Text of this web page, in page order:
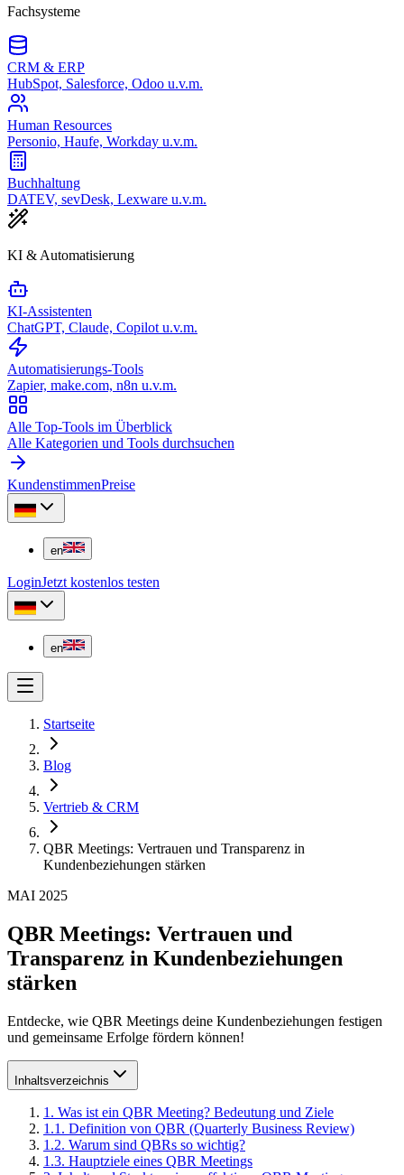
Fachsysteme
CRM & ERP
HubSpot, Salesforce, Odoo u.v.m.
Human Resources
Personio, Haufe, Workday u.v.m.
Buchhaltung
DATEV, sevDesk, Lexware u.v.m.
KI & Automatisierung
KI-Assistenten
ChatGPT, Claude, Copilot u.v.m.
Automatisierungs-Tools
Zapier, make.com, n8n u.v.m.
Alle Top-Tools im Überblick
Alle Kategorien und Tools durchsuchen
KundenstimmenPreise
en
LoginJetzt kostenlos testen
en
Startseite
Blog
Vertrieb & CRM
QBR Meetings: Vertrauen und Transparenz in
Kundenbeziehungen stärken
MAI 2025
QBR Meetings: Vertrauen und
Transparenz in Kundenbeziehungen
stärken
Entdecke, wie QBR Meetings deine Kundenbeziehungen festigen
und gemeinsame Erfolge fördern können!
Inhaltsverzeichnis
1 . Was ist ein QBR Meeting? Bedeutung und Ziele
1 .1 . Definition von QBR (Quarterly Business Review)
1 .2. Warum sind QBRs so wichtig?
1 .3. Hauptziele eines QBR Meetings